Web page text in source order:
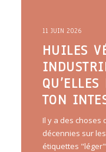
11 JUIN 2026
HUILES
TON
Il y a des choses
décennies sur
étiquettes